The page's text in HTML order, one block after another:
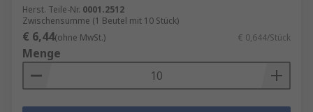
Herst. Teile-Nr. 0001.2512
Zwischensumme (1 Beutel mit 10 Stück)
€ 6,44(ohne MwSt.) € 0,644/Stück
Menge